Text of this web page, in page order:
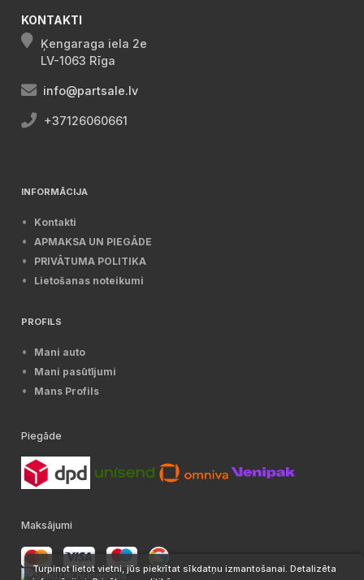
KONTAKTI
Ķengaraga iela 2e
LV-1063 Rīga
info@partsale.lv
+37126060661
INFORMĀCIJA
Kontakti
APMAKSA UN PIEGĀDE
PRIVĀTUMA POLITIKA
Lietošanas noteikumi
PROFILS
Mani auto
Mani pasūtījumi
Mans Profils
Piegāde
Maksājumi
Turpinot lietot vietni, jūs piekrītat sīkdatņu izmantošanai. Detalizēta